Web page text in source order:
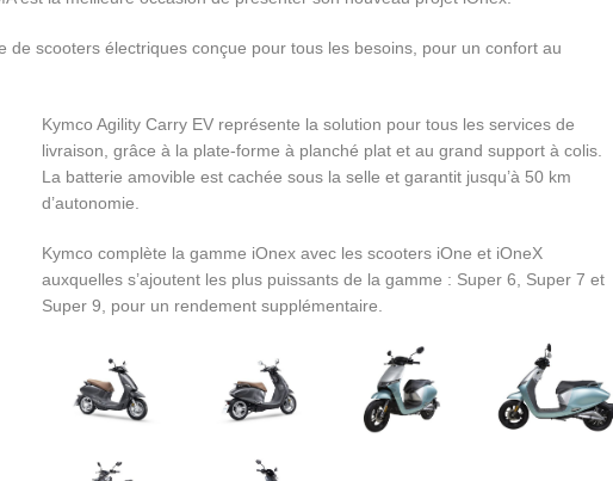
de scooters électriques conçue pour tous les besoins, pour un confort au
Kymco Agility Carry EV représente la solution pour tous les services de
livraison, grâce à la plate-forme à planché plat et au grand support à colis.
La batterie amovible est cachée sous la selle et garantit jusqu’à 50 km
d’autonomie.
Kymco complète la gamme iOnex avec les scooters iOne et iOneX
auxquelles s’ajoutent les plus puissants de la gamme : Super 6, Super 7 et
Super 9, pour un rendement supplémentaire.